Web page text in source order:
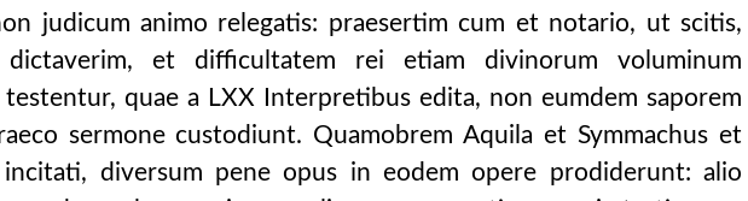
judicum animo relegatis: praesertim cum et notario, ut scitis,
dictaverim, et difficultatem rei etiam divinorum voluminum
quae a LXX Interpretibus edita, non eumdem saporem
sermone custodiunt. Quamobrem Aquila et Symmachus et
diversum pene opus in eodem opere prodiderunt: alio